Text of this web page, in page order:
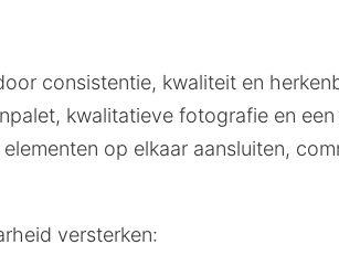
consistentie, kwaliteit en
kwalitatieve fotografie en
op elkaar aansluiten,
versterken: